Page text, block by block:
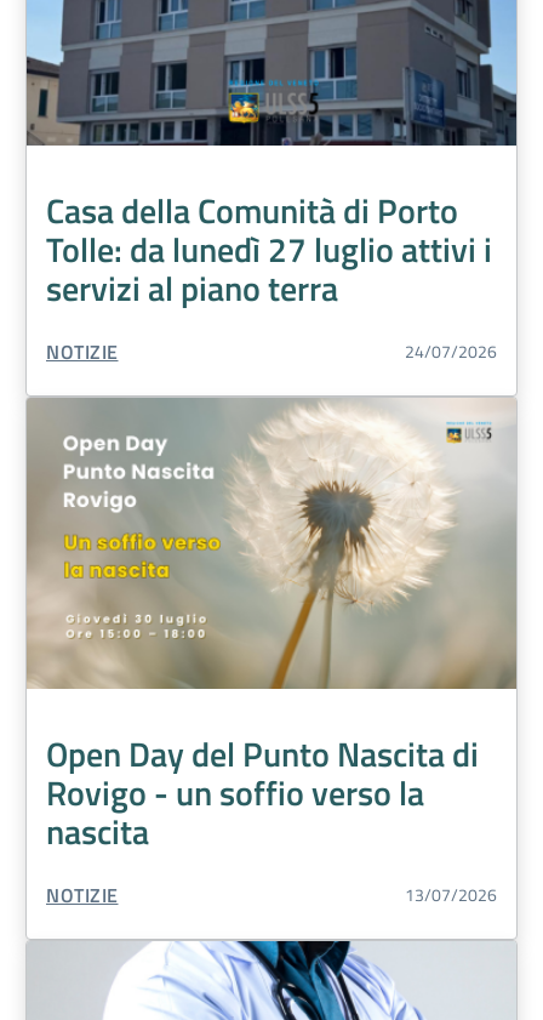
Casa della Comunità di Porto
Tolle: da lunedì 27 luglio attivi i
servizi al piano terra
TIPO CONTENUTO:
NOTIZIE 24/07/2026
Open Day del Punto Nascita di
Rovigo - un soffio verso la
nascita
TIPO CONTENUTO:
NOTIZIE 13/07/2026